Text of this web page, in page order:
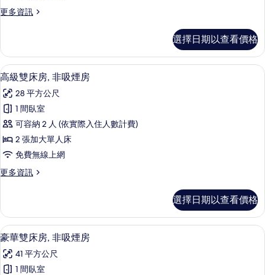
煙
(View)
的
所
有
相
片
更多資訊
更
房,
非
吸
房
(View)
的
詳
情
選擇日期以查看價格
顯
示
高
級
雙
床
非
煙
房
的
所
有
高級雙床房, 非吸煙房 | 羽絨被、書桌
4
高級雙床房, 非吸煙房
28 平方公尺
1 間臥室
可容納 2 人 (依實際入住人數計費)
2 張加大單人床
免費無線上網
更多資訊
更
雙
床
房,
吸
煙
選擇日期以查看價格
顯
示
豪
豪華雙床房, 非吸煙房 | 羽絨被、書桌
7
豪華雙床房, 非吸煙房
41 平方公尺
1 間臥室